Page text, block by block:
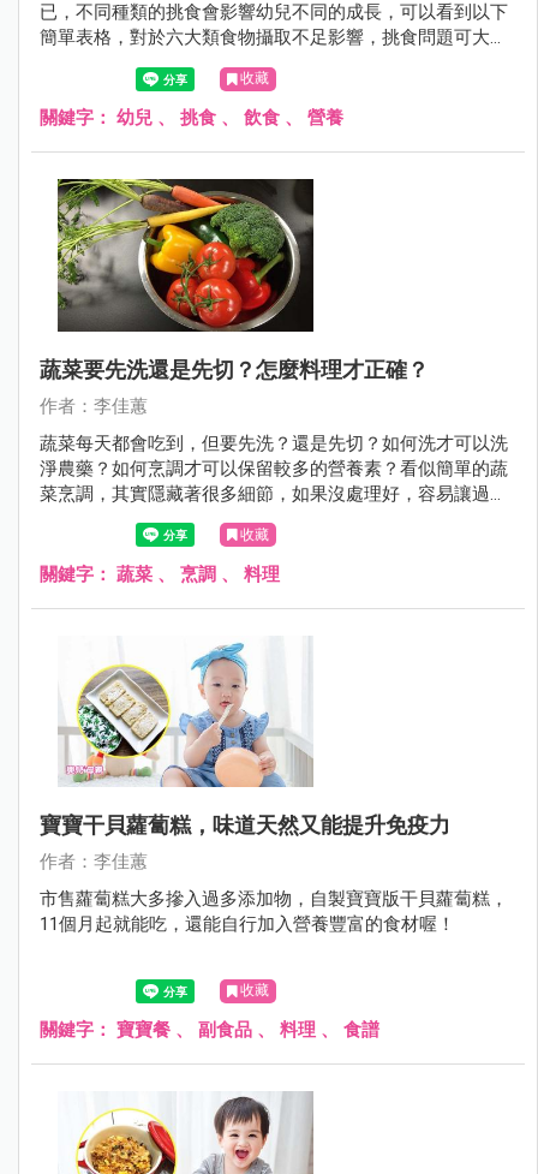
已，不同種類的挑食會影響幼兒不同的成長，可以看到以下
簡單表格，對於六大類食物攝取不足影響，挑食問題可大可
小，嚴重還會造成發育不良，所以不能忽視！
收藏
關鍵字： 幼兒 、 挑食 、 飲食 、 營養
蔬菜要先洗還是先切？怎麼料理才正確？
作者：李佳蕙
蔬菜每天都會吃到，但要先洗？還是先切？如何洗才可以洗
淨農藥？如何烹調才可以保留較多的營養素？看似簡單的蔬
菜烹調，其實隱藏著很多細節，如果沒處理好，容易讓過多
農藥吃下肚，甚至營養素流失過多！
收藏
關鍵字： 蔬菜 、 烹調 、 料理
寶寶干貝蘿蔔糕，味道天然又能提升免疫力
作者：李佳蕙
市售蘿蔔糕大多摻入過多添加物，自製寶寶版干貝蘿蔔糕，
11個月起就能吃，還能自行加入營養豐富的食材喔！
收藏
關鍵字： 寶寶餐 、 副食品 、 料理 、 食譜